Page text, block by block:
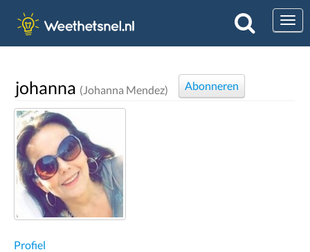
johanna (Johanna Mendez) Abonneren
Profiel